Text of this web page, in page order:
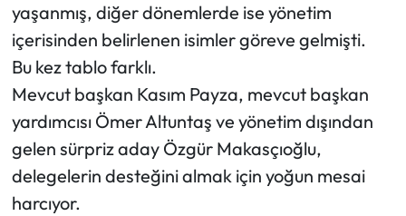
yaşanmış, diğer dönemlerde ise yönetim
içerisinden belirlenen isimler göreve gelmişti.
Bu kez tablo farklı.
Mevcut başkan Kasım Payza, mevcut başkan
yardımcısı Ömer Altuntaş ve yönetim dışından
gelen sürpriz aday Özgür Makasçıoğlu,
delegelerin desteğini almak için yoğun mesai
harcıyor.